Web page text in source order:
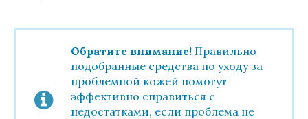
Обратите внимание! Правильно
подобранные средства по уходу за
проблемной кожей помогут
эффективно справиться с
недостатками, если проблема не